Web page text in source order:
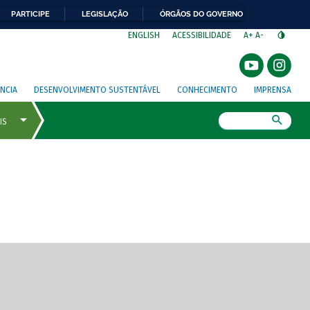
PARTICIPE LEGISLAÇÃO ÓRGÃOS DO GOVERNO
ENGLISH ACESSIBILIDADE A+ A-
DESENVOLVIMENTO SUSTENTÁVEL CONHECIMENTO IMPRENSA
de tela